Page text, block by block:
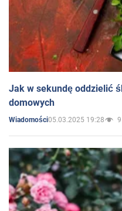
Jak w sekundę oddzielić
domowych
Wiadomości05.03.2025 19:28 9